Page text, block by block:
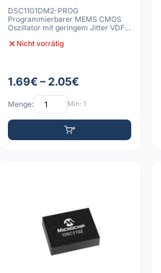
DSC1101DM2-PROG
Programmierbarer MEMS CMOS
Oszillator mit geringem Jitter VDFN
Nicht vorrätig
1.69€ – 2.05€
Menge: Min: 1